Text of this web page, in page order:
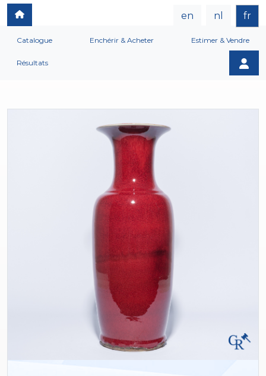
en nl fr
Catalogue Enchérir & Acheter Estimer & Vendre
Résultats